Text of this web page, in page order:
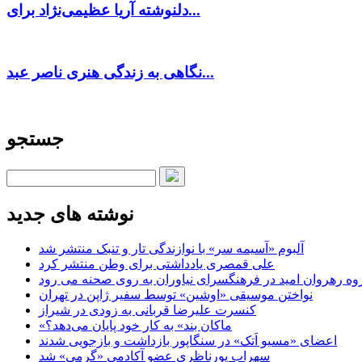
دلنوشته آریا عظیمی‌نژاد برای...
نگاهی به زندگی هنری ناصر عبد...
جستجو
نوشته های جدید
آلبوم «آسیمه سر» با نوازندگی تار و تنبک منتشر شد
علی قمصری یادداشتی برای وطن منتشر کرد
رهروان امید در فرهنگسرای نیاوران به روی صحنه می رود
نواختن موسیقی «اوشین» توسط سفیر ژاپن در تهران
کنسرت علیرضا قربانی به زودی در شیراز
«ماکان بند» به کار خود پایان می‌دهد؟
اعضای «مسیو اَتک» در سنگاپور بازداشت و بازجویی شدند
سهراب پورناظری عضو آکادمی «گرمی» شد